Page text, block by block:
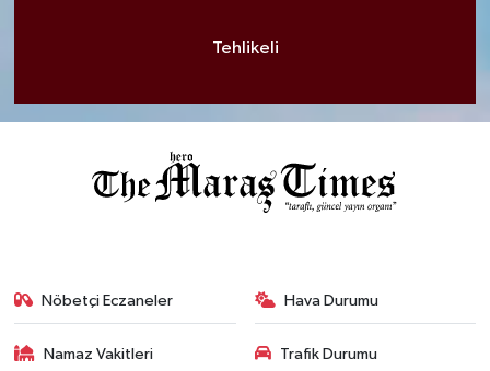
Tehlikeli
Nöbetçi Eczaneler Hava Durumu
Namaz Vakitleri Trafik Durumu